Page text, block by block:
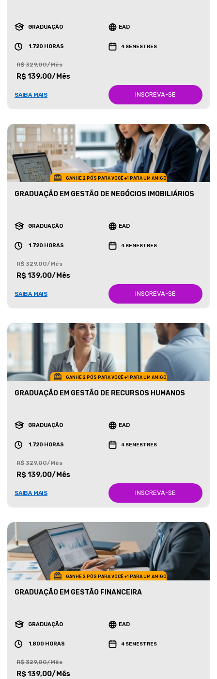
GRADUAÇÃO EAD
1.720 HORAS 4 SEMESTRES
R$ 329,00/Mês
R$ 139,00/Mês
SAIBA MAIS INSCREVA-SE
GANHE 2 PÓS PARA VOCÊ +1 PARA UM AMIGO
GRADUAÇÃO EM GESTÃO DE NEGÓCIOS IMOBILIÁRIOS
GRADUAÇÃO EAD
1.720 HORAS 4 SEMESTRES
R$ 329,00/Mês
R$ 139,00/Mês
SAIBA MAIS INSCREVA-SE
GANHE 2 PÓS PARA VOCÊ +1 PARA UM AMIGO
GRADUAÇÃO EM GESTÃO DE RECURSOS HUMANOS
GRADUAÇÃO EAD
1.720 HORAS 4 SEMESTRES
R$ 329,00/Mês
R$ 139,00/Mês
SAIBA MAIS INSCREVA-SE
GANHE 2 PÓS PARA VOCÊ +1 PARA UM AMIGO
GRADUAÇÃO EM GESTÃO FINANCEIRA
GRADUAÇÃO EAD
1.800 HORAS 4 SEMESTRES
R$ 329,00/Mês
R$ 139,00/Mês